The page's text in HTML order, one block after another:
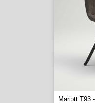
Mariott T93 -